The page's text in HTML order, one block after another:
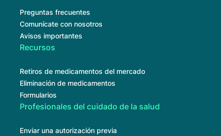
Preguntas frecuentes
Comunícate con nosotros
Avisos importantes
Recursos
Retiros de medicamentos del mercado
Eliminación de medicamentos
Formularios
Profesionales del cuidado de la salud
Enviar una autorización previa